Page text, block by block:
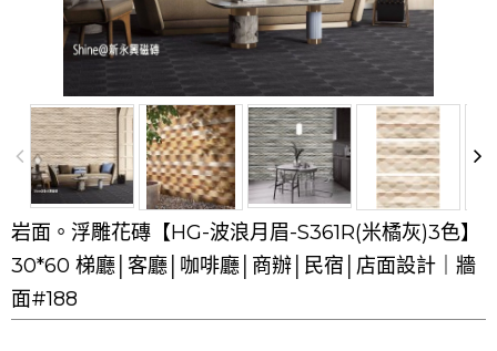
岩面。浮雕花磚【HG-波浪月眉-S361R(米橘灰)3色】
30*60 梯廳│客廳│咖啡廳│商辦│民宿│店面設計｜牆
面#188